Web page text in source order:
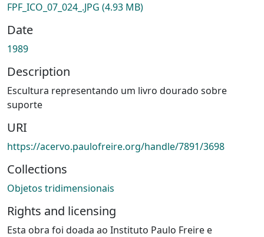
FPF_ICO_07_024_.JPG (4.93 MB)
Date
1989
Description
Escultura representando um livro dourado sobre
suporte
URI
https://acervo.paulofreire.org/handle/7891/3698
Collections
Objetos tridimensionais
Rights and licensing
Esta obra foi doada ao Instituto Paulo Freire e